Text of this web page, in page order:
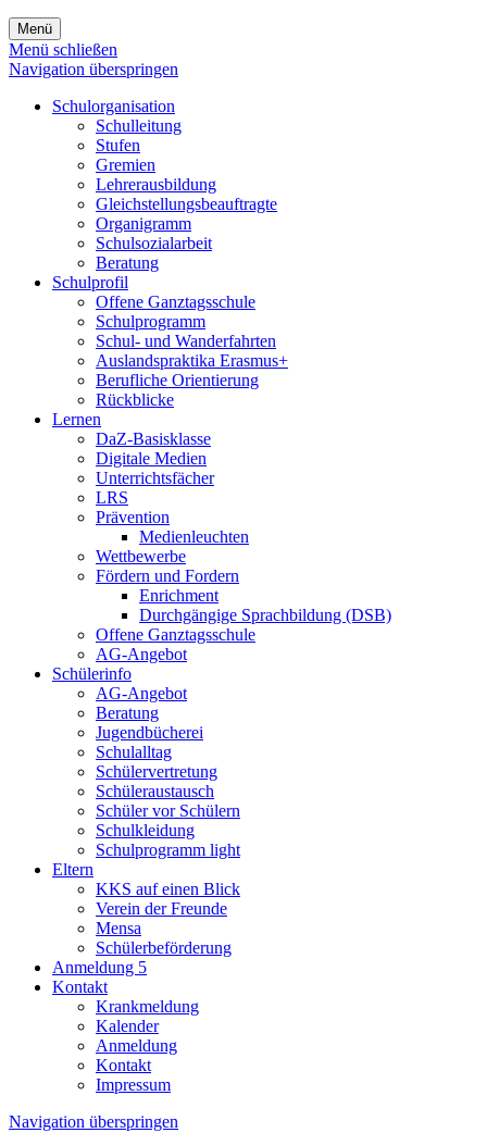
Menü
Menü schließen
Navigation überspringen
Schulorganisation
Schulleitung
Stufen
Gremien
Lehrerausbildung
Gleichstellungsbeauftragte
Organigramm
Schulsozialarbeit
Beratung
Schulprofil
Offene Ganztagsschule
Schulprogramm
Schul- und Wanderfahrten
Auslandspraktika Erasmus+
Berufliche Orientierung
Rückblicke
Lernen
DaZ-Basisklasse
Digitale Medien
Unterrichtsfächer
LRS
Prävention
Medienleuchten
Wettbewerbe
Fördern und Fordern
Enrichment
Durchgängige Sprachbildung (DSB)
Offene Ganztagsschule
AG-Angebot
Schülerinfo
AG-Angebot
Beratung
Jugendbücherei
Schulalltag
Schülervertretung
Schüleraustausch
Schüler vor Schülern
Schulkleidung
Schulprogramm light
Eltern
KKS auf einen Blick
Verein der Freunde
Mensa
Schülerbeförderung
Anmeldung 5
Kontakt
Krankmeldung
Kalender
Anmeldung
Kontakt
Impressum
Navigation überspringen